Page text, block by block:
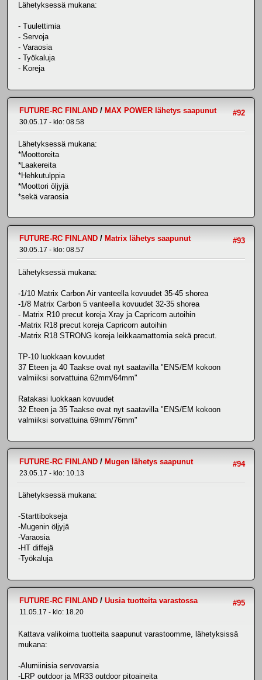
Lähetyksessä mukana:
- Tuulettimia
- Servoja
- Varaosia
- Työkaluja
- Koreja
#92
FUTURE-RC FINLAND / MAX POWER lähetys saapunut
30.05.17 - klo: 08.58
Lähetyksessä mukana:
*Moottoreita
*Laakereita
*Hehkutulppia
*Moottori öljyjä
*sekä varaosia
#93
FUTURE-RC FINLAND / Matrix lähetys saapunut
30.05.17 - klo: 08.57
Lähetyksessä mukana:
-1/10 Matrix Carbon Air vanteella kovuudet 35-45 shorea
-1/8 Matrix Carbon 5 vanteella kovuudet 32-35 shorea
- Matrix R10 precut koreja Xray ja Capricorn autoihin
-Matrix R18 precut koreja Capricorn autoihin
-Matrix R18 STRONG koreja leikkaamattomia sekä precut.
TP-10 luokkaan kovuudet
37 Eteen ja 40 Taakse ovat nyt saatavilla "ENS/EM kokoon
valmiiksi sorvattuina 62mm/64mm"
Ratakasi luokkaan kovuudet
32 Eteen ja 35 Taakse ovat nyt saatavilla "ENS/EM kokoon
valmiiksi sorvattuina 69mm/76mm"
#94
FUTURE-RC FINLAND / Mugen lähetys saapunut
23.05.17 - klo: 10.13
Lähetyksessä mukana:
-Starttibokseja
-Mugenin öljyjä
-Varaosia
-HT diffejä
-Työkaluja
#95
FUTURE-RC FINLAND / Uusia tuotteita varastossa
11.05.17 - klo: 18.20
Kattava valikoima tuotteita saapunut varastoomme, lähetyksissä
mukana:
-Alumiinisia servovarsia
-LRP outdoor ja MR33 outdoor pitoaineita